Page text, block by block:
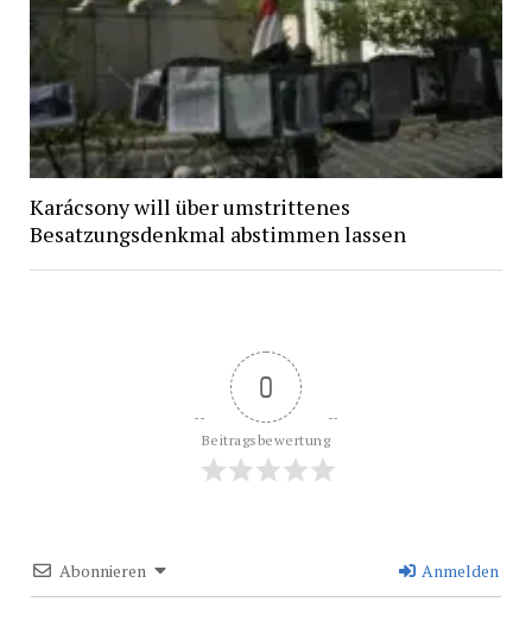
Karácsony will über umstrittenes
Besatzungsdenkmal abstimmen lassen
0
Beitragsbewertung
Abonnieren Anmelden